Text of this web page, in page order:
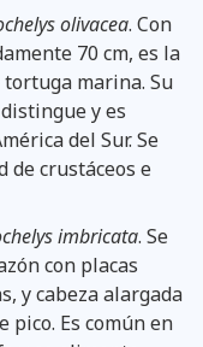
olivacea. Con
70 cm, es la
tortuga marina. Su
y es
del Sur. Se
de crustáceos e
imbricata. Se
con placas
y cabeza alargada
pico. Es común en